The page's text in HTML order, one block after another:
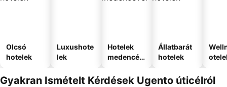
Olcsó
hotelek
Luxushote
lek
Hotelek
medencév
Állatbarát
hotelek
Gyakran Ismételt Kérdések Ugento úticélról